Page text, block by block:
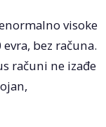
visoke
bez računa.
računi ne izađe